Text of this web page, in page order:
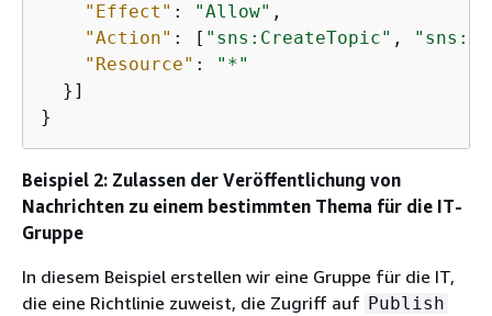
"Effect" : "Allow" ,
"Action" : [ "sns:CreateTopic" ,
"Resource" :
"*"
  }]
}
Beispiel 2: Zulassen der Veröffentlichung von
Nachrichten zu einem bestimmten Thema für die IT-
Gruppe
In diesem Beispiel erstellen wir eine Gruppe für die IT,
die eine Richtlinie zuweist, die Zugriff auf Publish